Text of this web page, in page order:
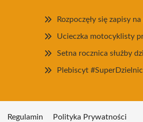
Rozpoczęły się zapisy
Ucieczka motocyklisty
Setna rocznica służby
Plebiscyt
Regulamin Polityka Prywatności